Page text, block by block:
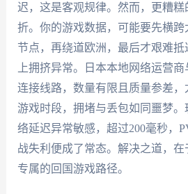
迟，这是客观规律。然而，更糟糕
折。你的游戏数据，可能要先横
节点，再绕道欧洲，最后才艰难
上拥挤异常。日本本地网络运营
连接线路，数量有限且质量参差
游戏时段，拥堵与丢包如同噩梦。
络延迟异常敏感，超过200毫秒，
战失利便成了常态。解决之道，在
专属的回国游戏路径。